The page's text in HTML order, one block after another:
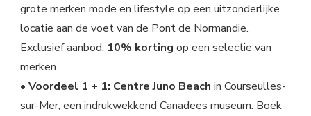
grote merken mode en lifestyle op een uitzonderlijke
locatie aan de voet van de Pont de Normandie.
Exclusief aanbod: 10% korting op een selectie van
merken.
• Voordeel 1 + 1: Centre Juno Beach in Courseulles-
sur-Mer, een indrukwekkend Canadees museum. Boek